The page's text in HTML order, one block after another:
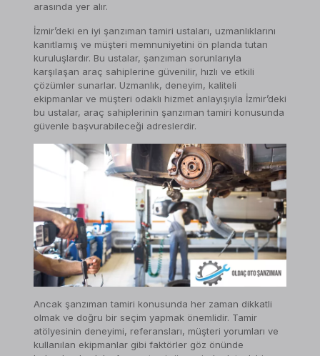
arasında yer alır.
İzmir’deki en iyi şanzıman tamiri ustaları, uzmanlıklarını
kanıtlamış ve müşteri memnuniyetini ön planda tutan
kuruluşlardır. Bu ustalar, şanzıman sorunlarıyla
karşılaşan araç sahiplerine güvenilir, hızlı ve etkili
çözümler sunarlar. Uzmanlık, deneyim, kaliteli
ekipmanlar ve müşteri odaklı hizmet anlayışıyla İzmir’deki
bu ustalar, araç sahiplerinin şanzıman tamiri konusunda
güvenle başvurabileceği adreslerdir.
Ancak şanzıman tamiri konusunda her zaman dikkatli
olmak ve doğru bir seçim yapmak önemlidir. Tamir
atölyesinin deneyimi, referansları, müşteri yorumları ve
kullanılan ekipmanlar gibi faktörler göz önünde